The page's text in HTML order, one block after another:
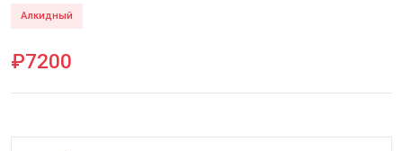
Алкидный
₽7200